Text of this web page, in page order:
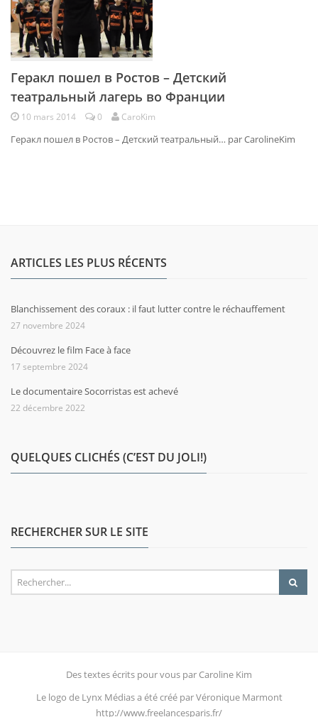
Геракл пошел в Ростов – Детский
театральный лагерь во Франции
10 mars 2014 0 CaroKim
Геракл пошел в Ростов – Детский театральный… par CarolineKim
ARTICLES LES PLUS RÉCENTS
Blanchissement des coraux : il faut lutter contre le réchauffement
27 novembre 2024
Découvrez le film Face à face
17 septembre 2024
Le documentaire Socorristas est achevé
22 décembre 2022
QUELQUES CLICHÉS (C’EST DU JOLI!)
RECHERCHER SUR LE SITE
Des textes écrits pour vous par Caroline Kim
Le logo de Lynx Médias a été créé par Véronique Marmont
http://www.freelancesparis.fr/